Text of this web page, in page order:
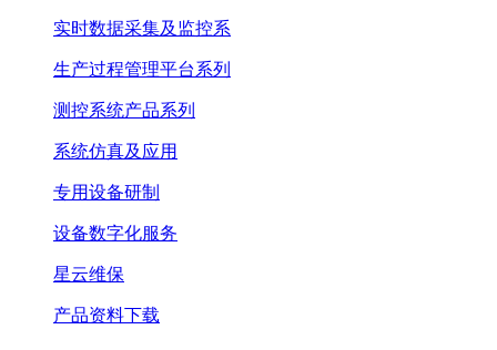
实时数据采集及监控系
生产过程管理平台系列
测控系统产品系列
系统仿真及应用
专用设备研制
设备数字化服务
星云维保
产品资料下载